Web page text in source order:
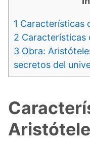
1 Características
2 Características
3 Obra:
secretos del